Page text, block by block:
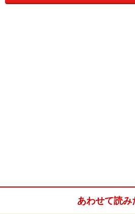
350万円以内
※外国の教育施設から条件付き
あわせて読み